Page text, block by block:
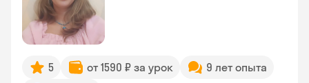
5 от 1590 ₽ за урок
9 лет опыта